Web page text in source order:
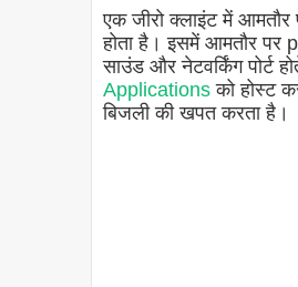
एक जीरो क्लाइंट में
होता है। इसमें आमतौर
साउंड और नेटवर्किंग पोर्ट
Applications को होस्ट
बिजली की खपत करता है।